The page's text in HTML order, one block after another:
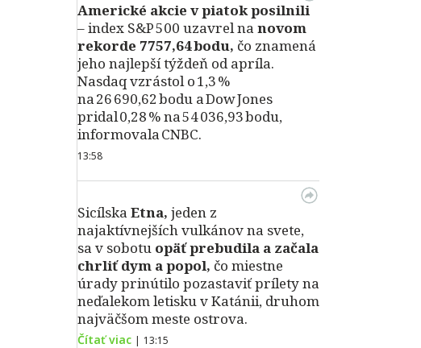
Americké akcie v piatok posilnili
– index S&P 500 uzavrel na novom
rekorde 7757,64 bodu, čo znamená
jeho najlepší týždeň od apríla.
Nasdaq vzrástol o 1,3 %
na 26 690,62 bodu a Dow Jones
pridal 0,28 % na 54 036,93 bodu,
informovala CNBC.
13:58
Sicílska Etna, jeden z
najaktívnejších vulkánov na svete,
sa v sobotu opäť prebudila a začala
chrliť dym a popol, čo miestne
úrady prinútilo pozastaviť prílety na
neďalekom letisku v Katánii, druhom
najväčšom meste ostrova.
Čítať viac | 13:15